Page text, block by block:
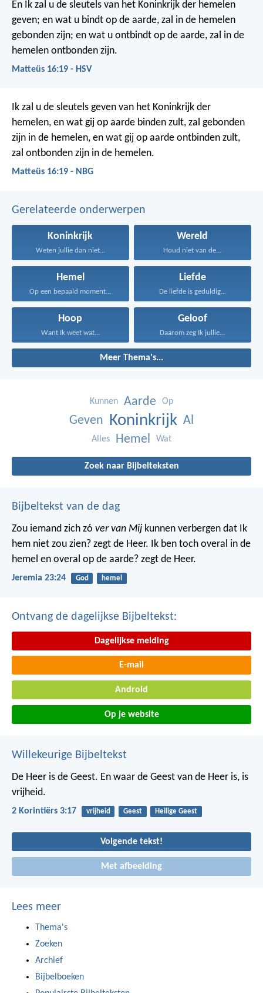
En Ik zal u de sleutels van het Koninkrijk der hemelen
geven; en wat u bindt op de aarde, zal in de hemelen
gebonden zijn; en wat u ontbindt op de aarde, zal in de
hemelen ontbonden zijn.
Matteüs 16:19 - HSV
Ik zal u de sleutels geven van het Koninkrijk der
hemelen, en wat gij op aarde binden zult, zal gebonden
zijn in de hemelen, en wat gij op aarde ontbinden zult,
zal ontbonden zijn in de hemelen.
Matteüs 16:19 - NBG
Gerelateerde onderwerpen
Koninkrijk
Weten jullie dan niet...
Wereld
Houd niet van de...
Hemel
Op een bepaald moment...
Liefde
De liefde is geduldig...
Hoop
Want Ik weet wat...
Geloof
Daarom zeg Ik jullie...
Meer Thema's...
Kunnen Aarde Op
Geven Koninkrijk Al
Alles Hemel Wat
Zoek naar Bijbelteksten
Bijbeltekst van de dag
Zou iemand zich zó ver van Mij kunnen verbergen dat Ik
hem niet zou zien? zegt de Heer. Ik ben toch overal in de
hemel en overal op de aarde? zegt de Heer.
Jeremia 23:24 God hemel
Ontvang de dagelijkse Bijbeltekst:
Dagelijkse melding
E-mail
Android
Op je website
Willekeurige Bijbeltekst
De Heer is de Geest. En waar de Geest van de Heer is, is
vrijheid.
2 Korintiërs 3:17 vrijheid Geest Heilige Geest
Volgende tekst!
Met afbeelding
Lees meer
Thema's
Zoeken
Archief
Bijbelboeken